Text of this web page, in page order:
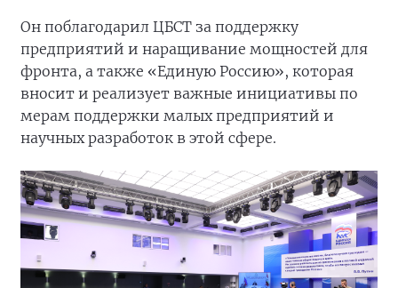
Он поблагодарил ЦБСТ за поддержку
предприятий и наращивание мощностей для
фронта, а также «Единую Россию», которая
вносит и реализует важные инициативы по
мерам поддержки малых предприятий и
научных разработок в этой сфере.